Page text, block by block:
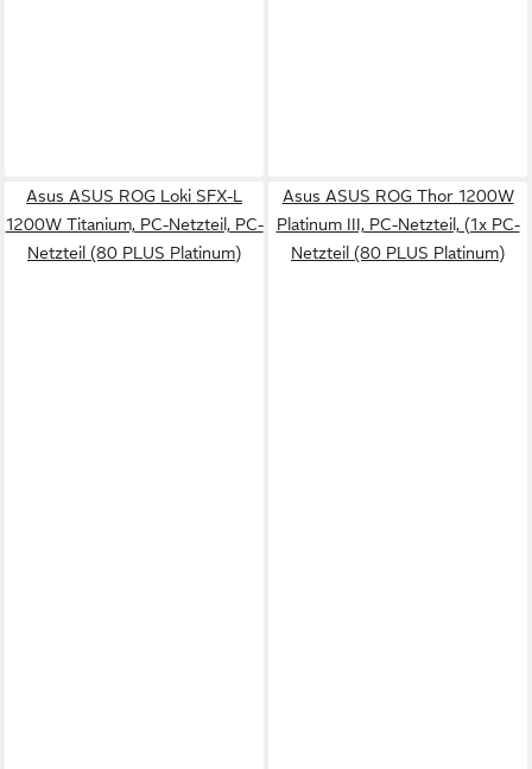
Asus ASUS ROG Loki SFX-L
1200W Titanium, PC-Netzteil, PC-
Netzteil (80 PLUS Platinum)
Asus ASUS ROG Thor 1200W
Platinum III, PC-Netzteil, (1x PC-
Netzteil (80 PLUS Platinum)